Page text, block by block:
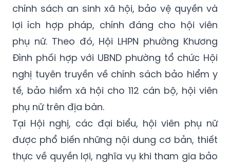
chính sách an sinh xã hội, bảo vệ quyền và
lợi ích hợp pháp, chính đáng cho hội viên
phụ nữ. Theo đó, Hội LHPN phường Khương
Đình phối hợp với UBND phường tổ chức Hội
nghị tuyên truyền về chính sách bảo hiểm y
tế, bảo hiểm xã hội cho 112 cán bộ, hội viên
phụ nữ trên địa bàn.
Tại Hội nghị, các đại biểu, hội viên phụ nữ
được phổ biến những nội dung cơ bản, thiết
thực về quyền lợi, nghĩa vụ khi tham gia bảo